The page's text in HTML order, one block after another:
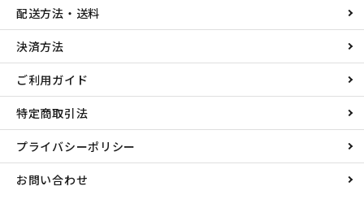
配送方法・送料
決済方法
ご利用ガイド
特定商取引法
プライバシーポリシー
お問い合わせ